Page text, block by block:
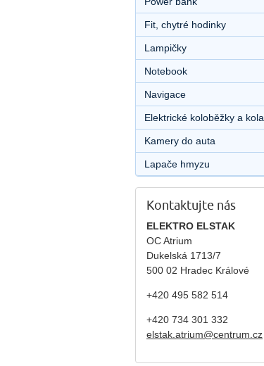
Fit, chytré hodinky
Lampičky
Notebook
Navigace
Elektrické koloběžky a kola
Kamery do auta
Lapače hmyzu
Kontaktujte nás
ELEKTRO ELSTAK
OC Atrium
Dukelská 1713/7
500 02 Hradec Králové
+420 495 582 514
+420 734 301 332
elstak.atrium@centrum.cz